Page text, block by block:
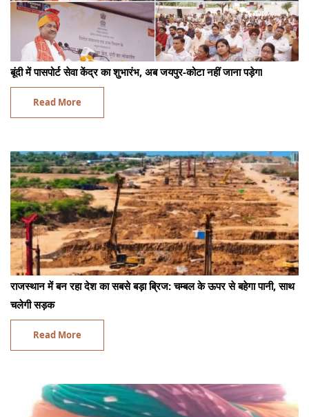
बूंदी में पासपोर्ट सेवा केंद्र का शुभारंभ, अब जयपुर-कोटा नहीं जाना पड़ेगा
Read More
राजस्थान में बन रहा देश का सबसे बड़ा ब्रिज: चम्बल के ऊपर से बहेगा पानी, साथ
चलेगी सड़क
Read More